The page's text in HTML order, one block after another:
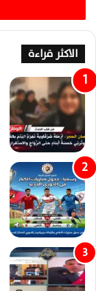
الاكثر قراءة